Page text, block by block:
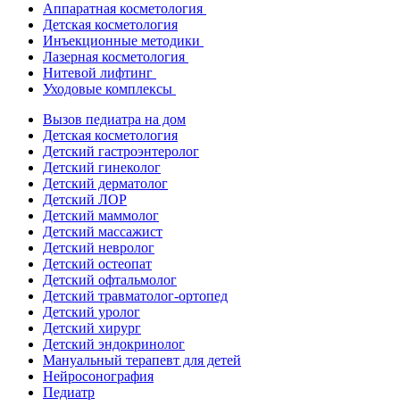
Аппаратная косметология
Детская косметология
Инъекционные методики
Лазерная косметология
Нитевой лифтинг
Уходовые комплексы
Вызов педиатра на дом
Детская косметология
Детский гастроэнтеролог
Детский гинеколог
Детский дерматолог
Детский ЛОР
Детский маммолог
Детский массажист
Детский невролог
Детский остеопат
Детский офтальмолог
Детский травматолог-ортопед
Детский уролог
Детский хирург
Детский эндокринолог
Мануальный терапевт для детей
Нейросонография
Педиатр